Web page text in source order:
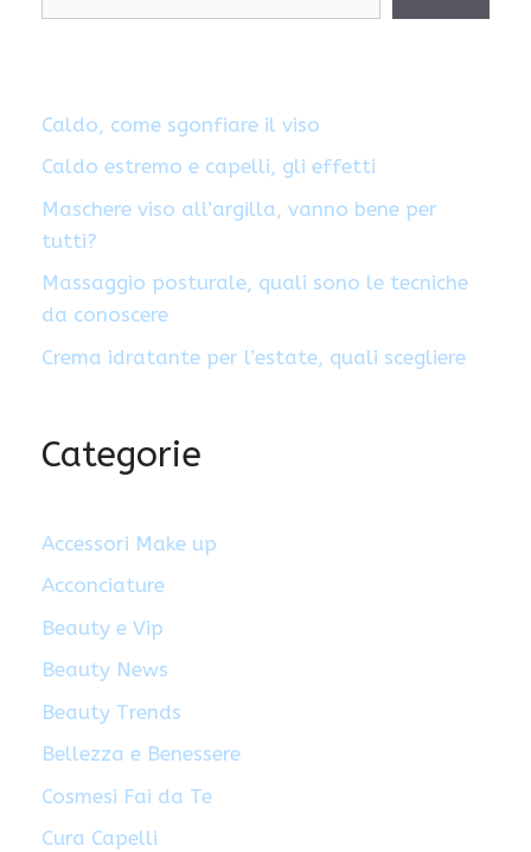
Caldo, come sgonfiare il viso
Caldo estremo e capelli, gli effetti
Maschere viso all’argilla, vanno bene per
tutti?
Massaggio posturale, quali sono le tecniche
da conoscere
Crema idratante per l’estate, quali scegliere
Categorie
Accessori Make up
Acconciature
Beauty e Vip
Beauty News
Beauty Trends
Bellezza e Benessere
Cosmesi Fai da Te
Cura Capelli